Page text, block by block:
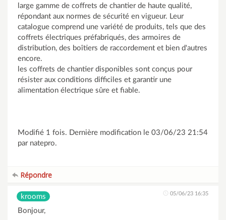
large gamme de coffrets de chantier de haute qualité,
répondant aux normes de sécurité en vigueur. Leur
catalogue comprend une variété de produits, tels que des
coffrets électriques préfabriqués, des armoires de
distribution, des boîtiers de raccordement et bien d'autres
encore.
les coffrets de chantier disponibles sont conçus pour
résister aux conditions difficiles et garantir une
alimentation électrique sûre et fiable.
Modifié 1 fois. Dernière modification le 03/06/23 21:54
par natepro.
Répondre
krooms 05/06/23 16:35
Bonjour,